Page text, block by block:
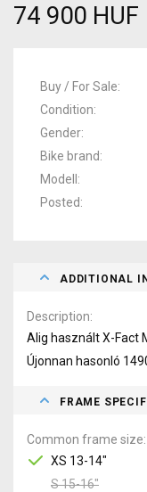
74 900 HUF
Buy / For Sale
Condition
Gender
Bike brand
Modell
Posted
ADDITIONAL
Description
Alig használt X-Fact
Újonnan hasonló
FRAME
Common frame size
XS 13-14"
S 15-16"